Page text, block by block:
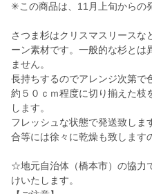
✳︎この商品は、11月上旬からの
さつま杉はクリスマスリースな
ーン素材です。一般的な杉とは
ません。
長持ちするのでアレンジ次第で
約５０ｃｍ程度に切り揃えた枝
します。
フレッシュな状態で発送致しま
合等には徐々に乾燥も致します
☆地元自治体（橋本市）の協力
けいたします。